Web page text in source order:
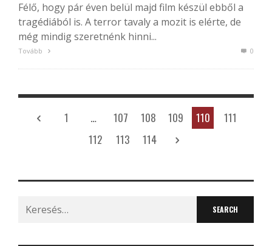
Félő, hogy pár éven belül majd film készül ebből a
tragédiából is. A terror tavaly a mozit is elérte, de
még mindig szeretnénk hinni...
Tovább 0
1 … 107 108 109 110
111
112
113 114
Search
for: